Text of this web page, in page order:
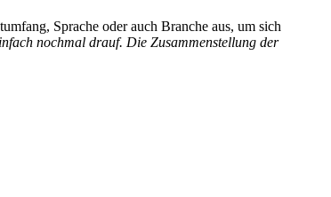
Sprache oder auch Branche aus, um sich
nochmal drauf. Die Zusammenstellung der